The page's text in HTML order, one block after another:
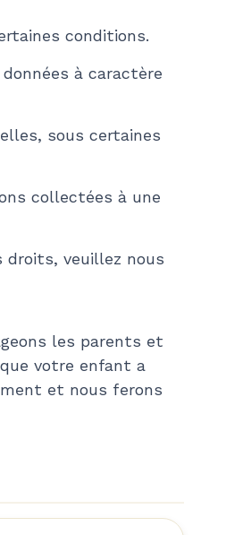
conditions.
à caractère
sous certaines
collectées à une
droits, veuillez nous
les parents et
votre enfant a
et nous ferons